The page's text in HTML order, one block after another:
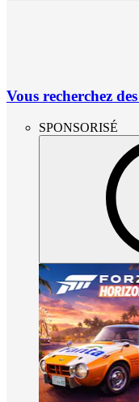
Vous recherchez
SPONSORISÉ